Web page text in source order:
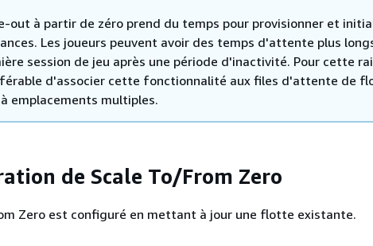
out à partir de zéro prend du temps pour provisionner et
Les joueurs peuvent avoir des temps d'attente plus
session de jeu après une période d'inactivité. Pour cette
d'associer cette fonctionnalité aux files d'attente de
emplacements multiples.
de Scale To/From Zero
Zero est configuré en mettant à jour une flotte existante.